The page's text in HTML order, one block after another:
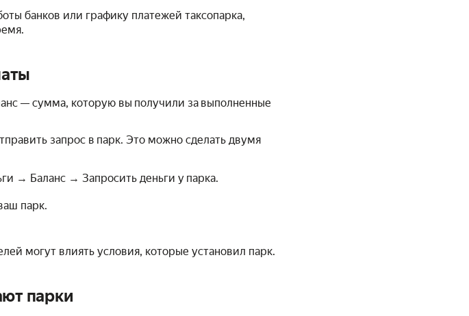
банков или графику платежей таксопарка,
— сумма, которую вы получили за выполненные
запрос в парк. Это можно сделать двумя
→ Баланс → Запросить деньги у парка.
парк.
могут влиять условия, которые установил парк.
парки